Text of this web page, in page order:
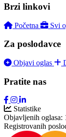
Brzi linkovi
Početna Svi
Za poslodavce
Objavi oglas
Pratite nas
Statistike
Objavljenih oglasa:
Registrovanih